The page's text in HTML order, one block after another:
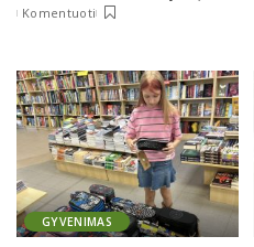
by
Komentuoti
GYVENIMAS